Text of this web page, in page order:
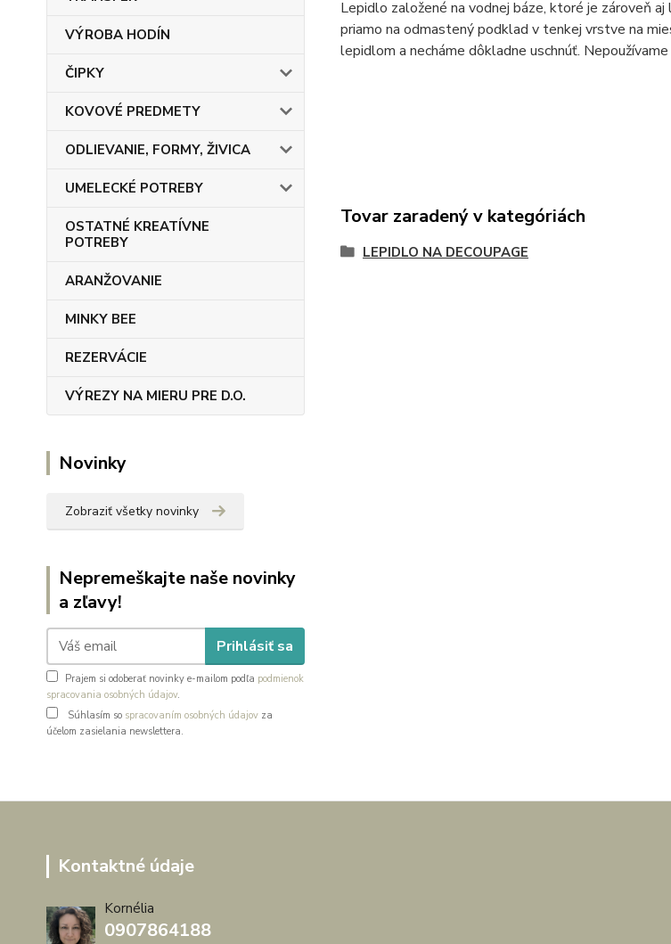
VÝROBA HODÍN
ČIPKY
KOVOVÉ PREDMETY
ODLIEVANIE, FORMY, ŽIVICA
UMELECKÉ POTREBY
OSTATNÉ KREATÍVNE
POTREBY
ARANŽOVANIE
MINKY BEE
REZERVÁCIE
VÝREZY NA MIERU PRE D.O.
Novinky
Zobraziť všetky novinky
Nepremeškajte naše novinky
a zľavy!
Prihlásiť sa
Prajem si odoberať novinky e-mailom podľa podmienok
spracovania osobných údajov.
Súhlasím so spracovaním osobných údajov za
účelom zasielania newslettera.
Lepidlo založené na vodnej báze, ktoré je zároveň
priamo na odmastený podklad v tenkej vrstve na
lepidlom a necháme dôkladne uschnúť.
Tovar zaradený v kategóriách
LEPIDLO NA DECOUPAGE
Kontaktné údaje
Kornélia
0907864188